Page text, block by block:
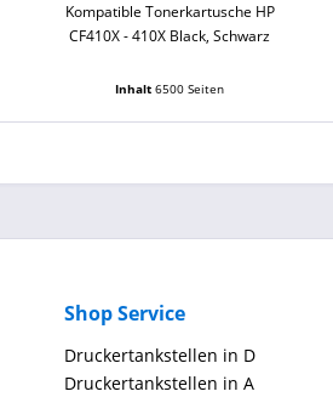
Kompatible Tonerkartusche HP
CF410X - 410X Black, Schwarz
Inhalt6500 Seiten
Shop Service
Druckertankstellen in D
Druckertankstellen in A